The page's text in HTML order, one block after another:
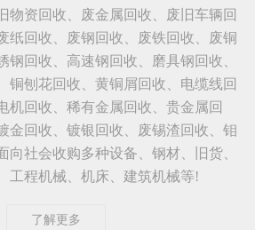
物资回收、废金属回收、废旧车辆回
纸回收、废钢回收、废铁回收、废铜
钢回收、高速钢回收、磨具钢回收、
铜刨花回收、黄铜屑回收、电缆线回
机回收、稀有金属回收、贵金属回
金回收、镀银回收、废锡渣回收、钼
向社会收购多种设备、钢材、旧货、
工程机械、机床、建筑机械等!
了解更多